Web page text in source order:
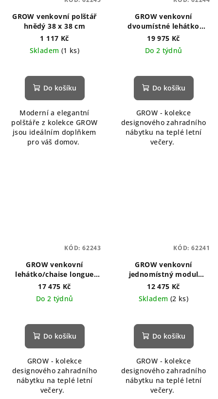
GROW venkovní polštář
hnědý 38 x 38 cm
1 117 Kč
Skladem (1 ks)
Do košíku
Moderní a elegantní
polštáře z kolekce GROW
jsou ideálním doplňkem
pro váš domov.
GROW venkovní
dvoumístné lehátko
hnědé 130 x 95 cm
19 975 Kč
Do 2 týdnů
Do košíku
GROW - kolekce
designového zahradního
nábytku na teplé letní
večery.
GROW venkovní
lehátko/chaise longue
hnědé 75 x 145 cm
17 475 Kč
Do 2 týdnů
Do košíku
GROW - kolekce
designového zahradního
nábytku na teplé letní
večery.
KÓD: 62243
GROW venkovní
jednomístný modul
hnědý 75 x 95 cm
12 475 Kč
Skladem (2 ks)
Do košíku
GROW - kolekce
designového zahradního
nábytku na teplé letní
večery.
KÓD: 62241